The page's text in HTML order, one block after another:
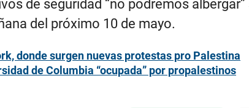
de seguridad “no podremos
del próximo 10 de mayo.
donde surgen nuevas protestas pro Palestina
de Columbia “ocupada” por propalestinos